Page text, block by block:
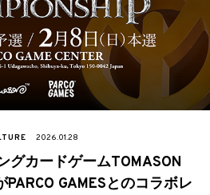
2026.01.28
グカードゲームTOMASON
PARCO GAMESとのコラボレ